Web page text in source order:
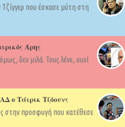
Τζίγγερ που έσκασε μύτη στη
Άρης
δεν μιλά. Τους λένε, ουχί
ο Τάιρικ Τζόουνς
στην προσφυγή που κατέθεσε